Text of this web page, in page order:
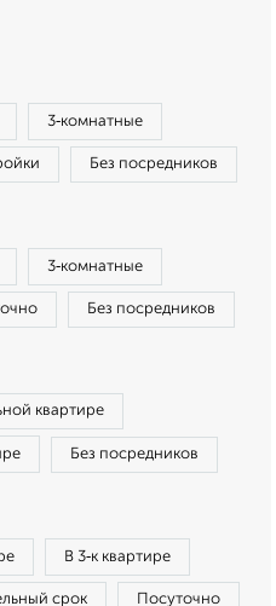
3‑комнатные
Без посредников
3‑комнатные
Без посредников
квартире
Без посредников
В 3‑к квартире
срок Посуточно